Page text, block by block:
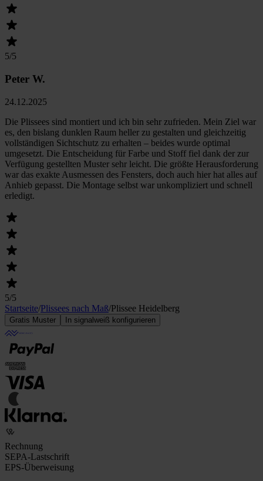
5/5
Peter W.
24.12.2025
Die Plissees sind montiert und ich bin sehr zufrieden. Mein Ziel war
es, den bislang dunklen Raum heller zu gestalten und gleichzeitig
vollständigen Sichtschutz zu erhalten – beides wurde optimal
umgesetzt. Die Entscheidung für Farbe und Stoff fiel dank der zur
Verfügung gestellten Muster sehr leicht. Die größte Herausforderung
war das exakte Ausmessen des Fensters, doch auch hier hat alles auf
Anhieb gepasst. Die Montage selbst war unkompliziert und schnell
erledigt.
5/5
Startseite/Plissees nach Maß/Plissee Heidelberg
Gratis Muster In signalweiß konfigurieren
Rechnung
SEPA-Lastschrift
EPS-Überweisung